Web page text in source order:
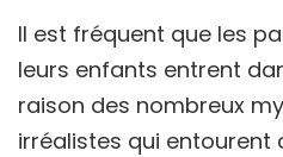
Il est fréquent que les
leurs enfants entrent
raison des nombreux
irréalistes qui entourent